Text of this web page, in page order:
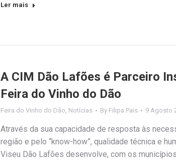
Ler mais
A CIM Dão Lafões é Parceiro
Feira do Vinho do Dão
Feira do Vinho do Dão, Notícias By Filipa Pais 9 Agosto
Através da sua capacidade de resposta às
região e pelo “know-how”, qualidade técnica e
Viseu Dão Lafões desenvolve, com os